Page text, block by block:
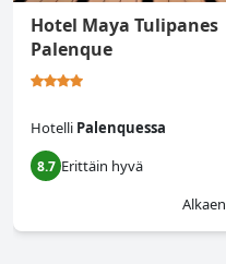
Hotel Maya Tulipanes
Palenque
Hotelli Palenquessa
8.7 Erittäin hyvä
Alkaen